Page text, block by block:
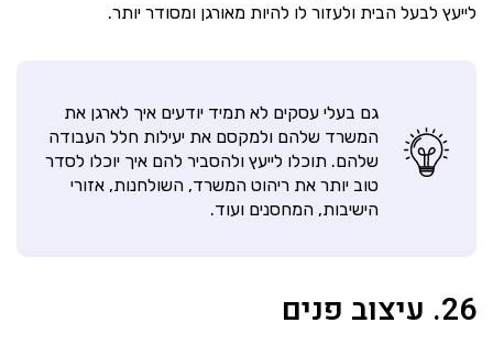
לייעץ לבעל הבית ולעזור לו להיות מאורגן ומסודר יותר.
גם בעלי עסקים לא תמיד יודעים איך לארגן את
המשרד שלהם ולמקסם את יעילות חלל העבודה
שלהם. תוכלו לייעץ ולהסביר להם איך יוכלו לסדר
טוב יותר את ריהוט המשרד, השולחנות, אזורי
הישיבות, המחסנים ועוד.
26. עיצוב פנים